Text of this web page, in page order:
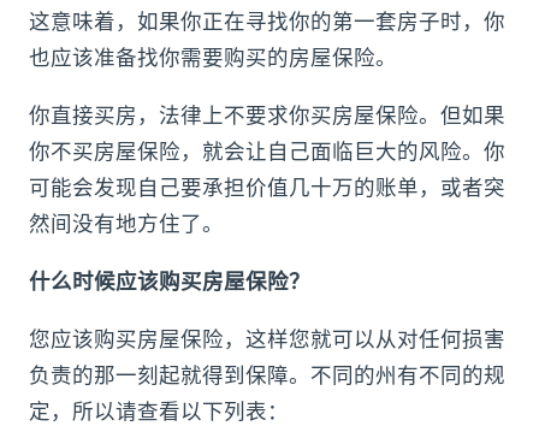
这意味着，如果你正在寻找你的第一套房子时，你
也应该准备找你需要购买的房屋保险。
你直接买房，法律上不要求你买房屋保险。但如果
你不买房屋保险，就会让自己面临巨大的风险。你
可能会发现自己要承担价值几十万的账单，或者突
然间没有地方住了。
什么时候应该购买房屋保险？
您应该购买房屋保险，这样您就可以从对任何损害
负责的那一刻起就得到保障。不同的州有不同的规
定，所以请查看以下列表：